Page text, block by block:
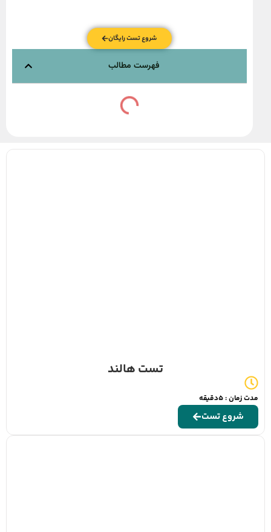
شروع تست رایگان
فهرست مطالب
تست هالند
مدت زمان : 5دقیقه
شروع تست